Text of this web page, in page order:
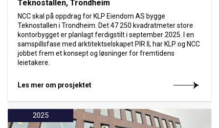
Teknostallen, Trondheim
NCC skal på oppdrag for KLP Eiendom AS bygge
Teknostallen i Trondheim. Det 47 250 kvadratmeter store
kontorbygget er planlagt ferdigstilt i september 2025. I en
samspillsfase med arktitektselskapet PIR II, har KLP og NCC
jobbet frem et konsept og løsninger for fremtidens
leietakere.
Les mer om prosjektet
2025